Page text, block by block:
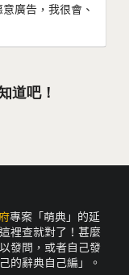
廣告，我很會、
道吧！
專案「萌典」的延
裡查就對了！甚麼
發問，或者自己發
的辭典自己編」。